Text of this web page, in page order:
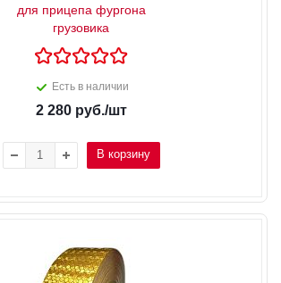
для прицепа фургона
грузовика
Есть в наличии
2 280руб./шт
В корзину